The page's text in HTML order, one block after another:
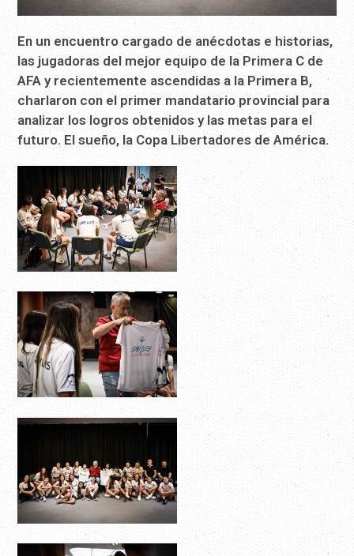
En un encuentro cargado de anécdotas e historias,
las jugadoras del mejor equipo de la Primera C de
AFA y recientemente ascendidas a la Primera B,
charlaron con el primer mandatario provincial para
analizar los logros obtenidos y las metas para el
futuro. El sueño, la Copa Libertadores de América.